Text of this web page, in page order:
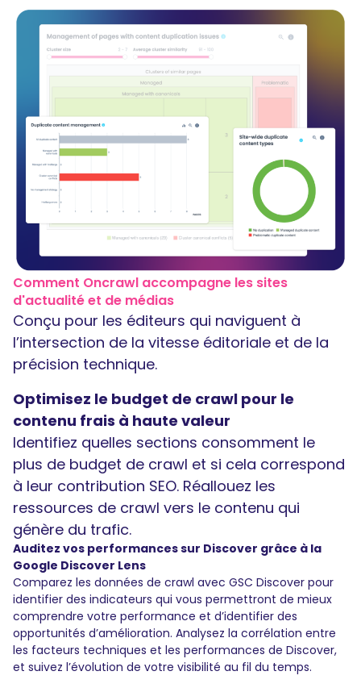
Comment Oncrawl accompagne les sites
d'actualité et de médias
Conçu pour les éditeurs qui naviguent à
l’intersection de la vitesse éditoriale et de la
précision technique.
Optimisez le budget de crawl pour le
contenu frais à haute valeur
Identifiez quelles sections consomment le
plus de budget de crawl et si cela correspond
à leur contribution SEO. Réallouez les
ressources de crawl vers le contenu qui
génère du trafic.
Auditez vos performances sur Discover grâce à la
Google Discover Lens
Comparez les données de crawl avec GSC Discover pour
identifier des indicateurs qui vous permettront de mieux
comprendre votre performance et d’identifier des
opportunités d’amélioration. Analysez la corrélation entre
les facteurs techniques et les performances de Discover,
et suivez l’évolution de votre visibilité au fil du temps.